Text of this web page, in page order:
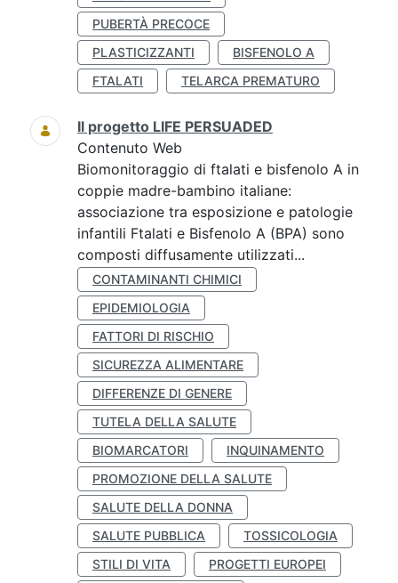
PUBERTÀ PRECOCE
PLASTICIZZANTI
BISFENOLO A
FTALATI
TELARCA PREMATURO
Il progetto LIFE PERSUADED
Contenuto Web
Biomonitoraggio di ftalati e bisfenolo A in
coppie madre-bambino italiane:
associazione tra esposizione e patologie
infantili Ftalati e Bisfenolo A (BPA) sono
composti diffusamente utilizzati...
CONTAMINANTI CHIMICI
EPIDEMIOLOGIA
FATTORI DI RISCHIO
SICUREZZA ALIMENTARE
DIFFERENZE DI GENERE
TUTELA DELLA SALUTE
BIOMARCATORI
INQUINAMENTO
PROMOZIONE DELLA SALUTE
SALUTE DELLA DONNA
SALUTE PUBBLICA
TOSSICOLOGIA
STILI DI VITA
PROGETTI EUROPEI